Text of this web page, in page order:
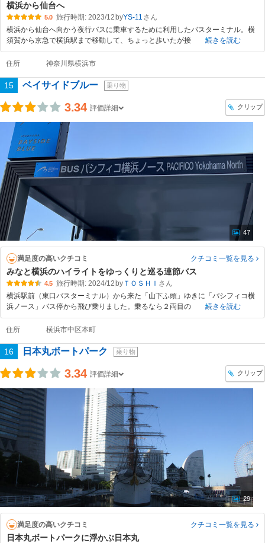
横浜から仙台へ
5.0 旅行時期: 2023/12 byYS-11
横浜から仙台へ向かう夜行バスに乗車するために利用したバスターミナル。横
須賀から京急で横浜駅まで移動して、ちょっと歩いたが接
続きを読む
住所 神奈川県横浜市
15 ベイサイドブルー 乗り物
3.34 評価詳細 クリップ
47
満足度の高いクチコミ クチコミ一覧を見る
みなと横浜のハイライトをゆっくりと巡る連節バス
4.5 旅行時期: 2024/12 byＴＯＳＨＩ
横浜駅前（東口バスターミナル）から来た「山下ふ頭」ゆきに「パシフィコ横
浜ノース」バス停から飛び乗りました。乗るなら２両目の
続きを読む
住所 横浜市中区本町
16 日本丸ボートパーク 乗り物
3.34 評価詳細 クリップ
29
満足度の高いクチコミ クチコミ一覧を見る
日本丸ボートパークに浮かぶ日本丸